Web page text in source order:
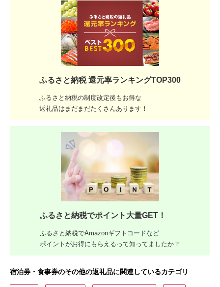
ふるさと納税 還元率ランキングTOP300
ふるさと納税の制度改定後もお得な
返礼品はまだまだたくさんあります！
ふるさと納税でポイント大量GET！
ふるさと納税でAmazonギフトコードなど
ポイントがお得にもらえるって知ってましたか？
宿泊券・食事券のその他の返礼品に関連しているカテゴリ